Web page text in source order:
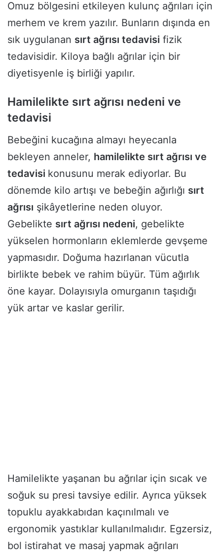
Omuz bölgesini etkileyen kulunç ağrıları için
merhem ve krem yazılır. Bunların dışında en
sık uygulanan sırt ağrısı tedavisi fizik
tedavisidir. Kiloya bağlı ağrılar için bir
diyetisyenle iş birliği yapılır.
Hamilelikte sırt ağrısı nedeni ve
tedavisi
Bebeğini kucağına almayı heyecanla
bekleyen anneler, hamilelikte sırt ağrısı ve
tedavisi konusunu merak ediyorlar. Bu
dönemde kilo artışı ve bebeğin ağırlığı sırt
ağrısı şikâyetlerine neden oluyor.
Gebelikte sırt ağrısı nedeni, gebelikte
yükselen hormonların eklemlerde gevşeme
yapmasıdır. Doğuma hazırlanan vücutla
birlikte bebek ve rahim büyür. Tüm ağırlık
öne kayar. Dolayısıyla omurganın taşıdığı
yük artar ve kaslar gerilir.
Hamilelikte yaşanan bu ağrılar için sıcak ve
soğuk su presi tavsiye edilir. Ayrıca yüksek
topuklu ayakkabıdan kaçınılmalı ve
ergonomik yastıklar kullanılmalıdır. Egzersiz,
bol istirahat ve masaj yapmak ağrıları